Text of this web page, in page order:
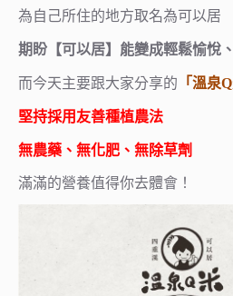
為自己所住的地方取名為可以居
期盼【可以居】能變成輕鬆愉悅
而今天主要跟大家分享的 「溫泉Q
堅持採用友善種植農法
無農藥、無化肥、無除草劑
滿滿的營養值得你去體會！